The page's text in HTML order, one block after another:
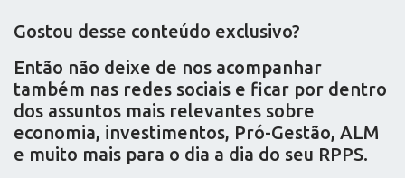
Gostou desse conteúdo exclusivo?
Então não deixe de nos acompanhar
também nas redes sociais e ficar por dentro
dos assuntos mais relevantes sobre
economia, investimentos, Pró-Gestão, ALM
e muito mais para o dia a dia do seu RPPS.